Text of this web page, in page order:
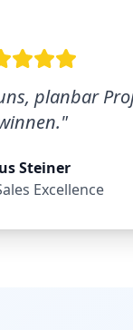
planbar
"
Steiner
Excellence